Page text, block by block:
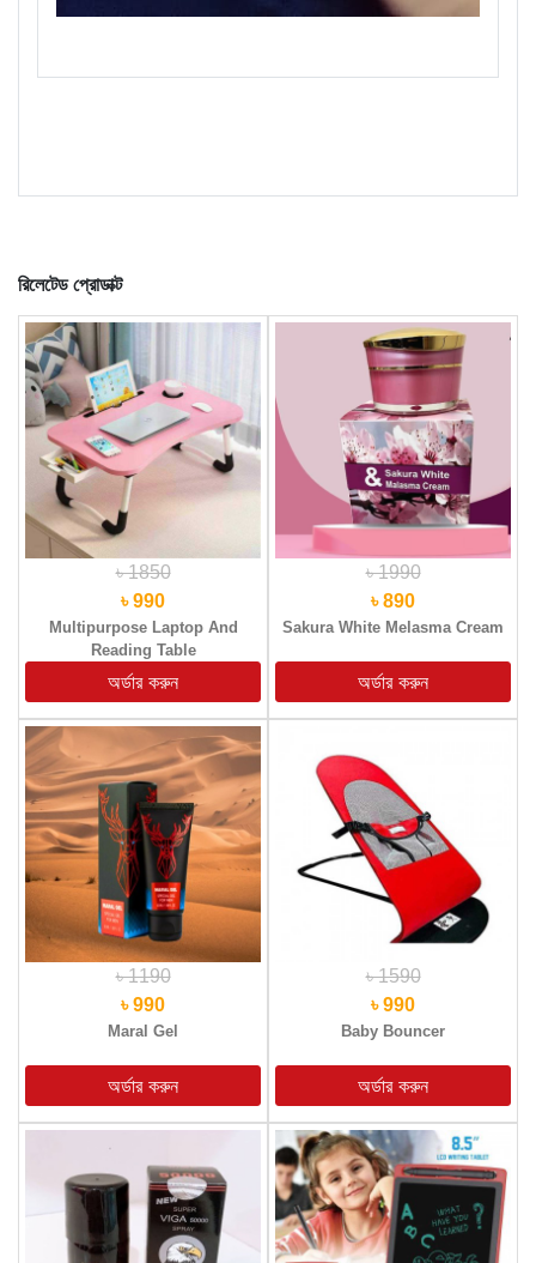
রিলেটেড প্রোডাক্ট
৳ 1850
৳ 990
Multipurpose Laptop And
Reading Table
৳ 1990
৳ 890
Sakura White Melasma Cream
৳ 1190
৳ 990
Maral Gel
৳ 1590
৳ 990
Baby Bouncer